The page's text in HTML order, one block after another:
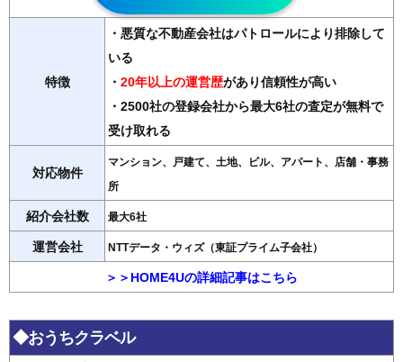
特徴
・悪質な不動産会社はパトロールにより排除して
いる
・ 20年以上の運営歴があり信頼性が高い
・2500社の登録会社から最大6社の査定が無料で
受け取れる
対応物件
マンション、戸建て、土地、ビル、アパート、店舗・事務
所
紹介会社数 最大6社
運営会社 NTTデータ・ウィズ（東証プライム子会社）
＞＞HOME4Uの詳細記事はこちら
◆おうちクラベル